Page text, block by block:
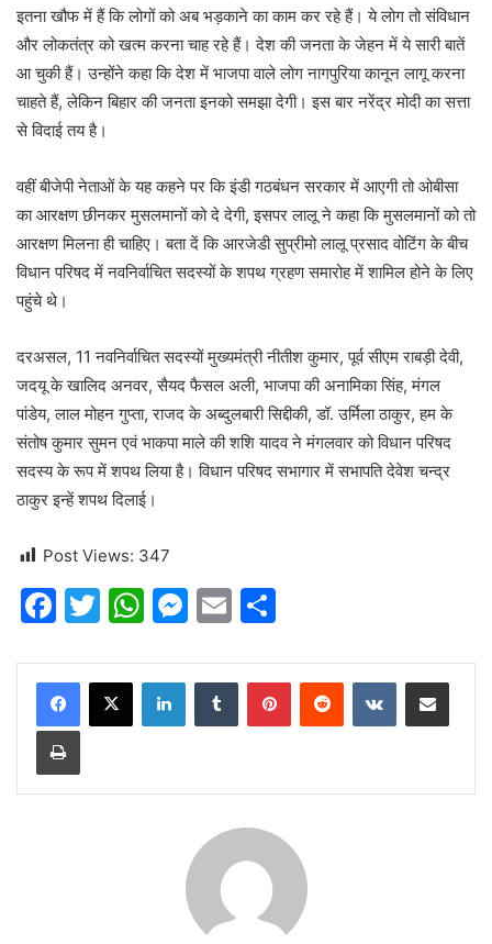
इतना खौफ में हैं कि लोगों को अब भड़काने का काम कर रहे हैं। ये लोग तो संविधान
और लोकतंत्र को खत्म करना चाह रहे हैं। देश की जनता के जेहन में ये सारी बातें
आ चुकी हैं। उन्होंने कहा कि देश में भाजपा वाले लोग नागपुरिया कानून लागू करना
चाहते हैं, लेकिन बिहार की जनता इनको समझा देगी। इस बार नरेंद्र मोदी का सत्ता
से विदाई तय है।
वहीं बीजेपी नेताओं के यह कहने पर कि इंडी गठबंधन सरकार में आएगी तो ओबीसा
का आरक्षण छीनकर मुसलमानों को दे देगी, इसपर लालू ने कहा कि मुसलमानों को तो
आरक्षण मिलना ही चाहिए। बता दें कि आरजेडी सुप्रीमो लालू प्रसाद वोटिंग के बीच
विधान परिषद में नवनिर्वाचित सदस्यों के शपथ ग्रहण समारोह में शामिल होने के लिए
पहुंचे थे।
दरअसल, 11 नवनिर्वाचित सदस्यों मुख्यमंत्री नीतीश कुमार, पूर्व सीएम राबड़ी देवी,
जदयू के खालिद अनवर, सैयद फैसल अली, भाजपा की अनामिका सिंह, मंगल
पांडेय, लाल मोहन गुप्ता, राजद के अब्दुलबारी सिद्दीकी, डॉ. उर्मिला ठाकुर, हम के
संतोष कुमार सुमन एवं भाकपा माले की शशि यादव ने मंगलवार को विधान परिषद
सदस्य के रूप में शपथ लिया है। विधान परिषद सभागार में सभापति देवेश चन्द्र
ठाकुर इन्हें शपथ दिलाई।
Post Views: 347
F
c
e
b
o
T
itt
er
W
at
s
M
s
er
E
ai ar
e
LinkedInTumblr PinterestReddit VKontakteShare via Email
Print